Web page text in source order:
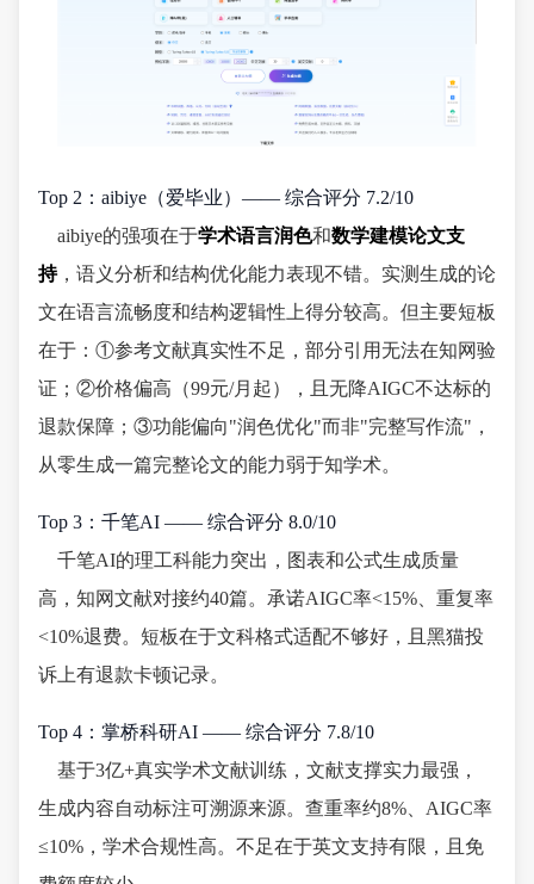
Top 2：aibiye（爱毕业）—— 综合评分 7.2/10
aibiye的强项在于学术语言润色和数学建模论文支
持，语义分析和结构优化能力表现不错。实测生成的论
文在语言流畅度和结构逻辑性上得分较高。但主要短板
在于：①参考文献真实性不足，部分引用无法在知网验
证；②价格偏高（99元/月起），且无降AIGC不达标的
退款保障；③功能偏向"润色优化"而非"完整写作流"，
从零生成一篇完整论文的能力弱于知学术。
Top 3：千笔AI —— 综合评分 8.0/10
千笔AI的理工科能力突出，图表和公式生成质量
高，知网文献对接约40篇。承诺AIGC率<15%、重复率
<10%退费。短板在于文科格式适配不够好，且黑猫投
诉上有退款卡顿记录。
Top 4：掌桥科研AI —— 综合评分 7.8/10
基于3亿+真实学术文献训练，文献支撑实力最强，
生成内容自动标注可溯源来源。查重率约8%、AIGC率
≤10%，学术合规性高。不足在于英文支持有限，且免